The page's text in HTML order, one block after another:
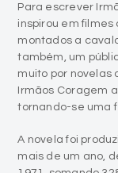
também, um
muito por novelas
Irmãos Coragem
tornando-se uma
A novela foi
mais de um ano,